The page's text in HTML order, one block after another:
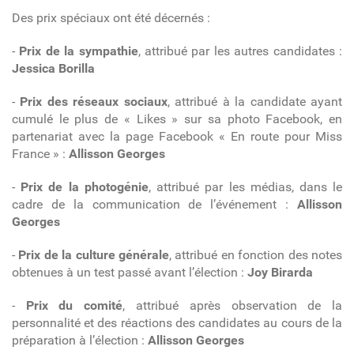
Des prix spéciaux ont été décernés :
- Prix de la sympathie, attribué par les autres candidates :
Jessica Borilla
- Prix des réseaux sociaux, attribué à la candidate ayant
cumulé le plus de « Likes » sur sa photo Facebook, en
partenariat avec la page Facebook « En route pour Miss
France » : Allisson Georges
- Prix de la photogénie, attribué par les médias, dans le
cadre de la communication de l’événement :Allisson
Georges
- Prix de la culture générale, attribué en fonction des notes
obtenues à un test passé avant l’élection : Joy Birarda
- Prix du comité, attribué après observation de la
personnalité et des réactions des candidates au cours de la
préparation à l’élection : Allisson Georges